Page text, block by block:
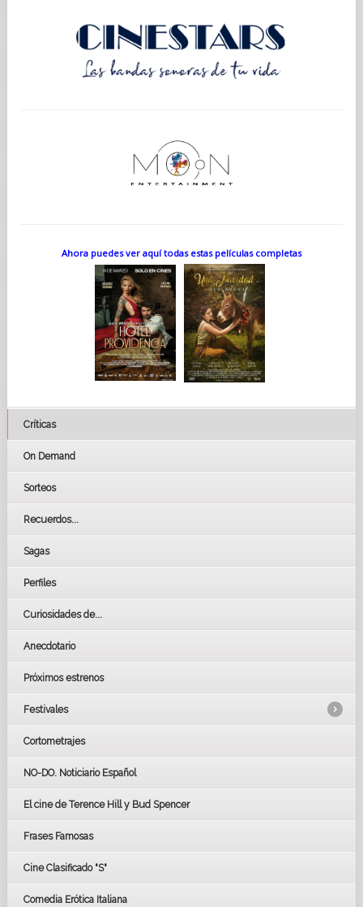
Ahora puedes ver aquí todas estas películas completas
Críticas
On Demand
Sorteos
Recuerdos...
Sagas
Perfiles
Curiosidades de...
Anecdotario
Próximos estrenos
Festivales
LOS OSCARS
BAFTA
FESTIVAL DE HUELVA 2019
FESTIVAL DE CINE DE SEVILLA 2019
Cortometrajes
NO-DO. Noticiario Español
El cine de Terence Hill y Bud Spencer
Frases Famosas
Cine Clasificado "S"
Comedia Erótica Italiana